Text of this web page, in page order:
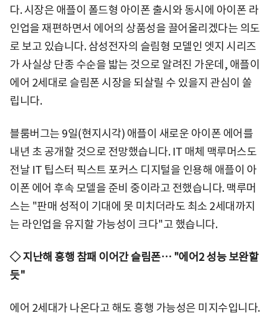
다. 시장은 애플이 폴드형 아이폰 출시와 동시에 아이폰 라
인업을 재편하면서 에어의 상품성을 끌어올리겠다는 의도
로 보고 있습니다. 삼성전자의 슬림형 모델인 엣지 시리즈
가 사실상 단종 수순을 밟는 것으로 알려진 가운데, 애플이
에어 2세대로 슬림폰 시장을 되살릴 수 있을지 관심이 쏠
립니다.
블룸버그는 9일(현지시각) 애플이 새로운 아이폰 에어를
내년 초 공개할 것으로 전망했습니다. IT 매체 맥루머스도
전날 IT 팁스터 픽스트 포커스 디지털을 인용해 애플이 아
이폰 에어 후속 모델을 준비 중이라고 전했습니다. 맥루머
스는 "판매 성적이 기대에 못 미치더라도 최소 2세대까지
는 라인업을 유지할 가능성이 크다"고 했습니다.
◇ 지난해 흥행 참패 이어간 슬림폰… "에어2 성능 보완할
듯"
에어 2세대가 나온다고 해도 흥행 가능성은 미지수입니다.